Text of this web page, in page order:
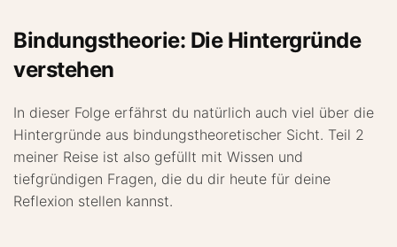
Bindungstheorie: Die Hintergründe
verstehen
In dieser Folge erfährst du natürlich auch viel über die
Hintergründe aus bindungstheoretischer Sicht. Teil 2
meiner Reise ist also gefüllt mit Wissen und
tiefgründigen Fragen, die du dir heute für deine
Reflexion stellen kannst.